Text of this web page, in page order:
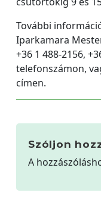
További
Iparkamara
+36 1 488-2156,
telefonszámon,
címen.
Szóljon
A